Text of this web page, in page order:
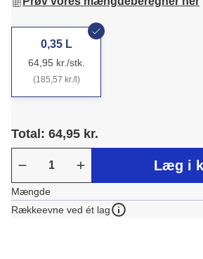
0,35 L
64,95 kr./stk.
(185,57 kr./l)
Total: 64,95 kr.
Læg i
Mængde
Rækkeevne ved ét lag